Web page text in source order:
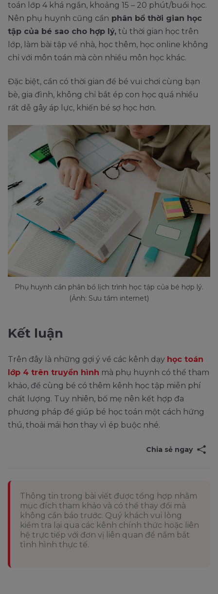
toán lớp 4 khá ngắn, khoảng 15 – 20 phút/buổi học.
Nên phụ huynh cũng cần phân bổ thời gian học
tập của bé sao cho hợp lý, tù thời gian học trên
lớp, làm bài tập về nhà, học thêm, học online không
chỉ với môn toán mà còn nhiều môn học khác.
Đặc biệt, cần có thời gian để bé vui chơi cùng bạn
bè, gia đình, không chỉ bắt ép con học quá nhiều
rất dễ gây áp lực, khiến bé sợ học hơn.
Phụ huynh cần phân bổ lịch trình học tập của bé hợp lý.
(Ảnh: Sưu tầm internet)
Kết luận
Trên đây là những gợi ý về các kênh dạy học toán
lớp 4 trên truyền hình mà phụ huynh có thể tham
khảo, để cùng bé có thêm kênh học tập miễn phí
chất lượng. Tuy nhiên, bố mẹ nên kết hợp đa
phương pháp để giúp bé học toán một cách hứng
thú, thoải mái hơn thay vì ép buộc nhé.
Chia sẻ ngay
Thông tin trong bài viết được tổng hợp nhằm
mục đích tham khảo và có thể thay đổi mà
không cần báo trước. Quý khách vui lòng
kiểm tra lại qua các kênh chính thức hoặc liên
hệ trực tiếp với đơn vị liên quan để nắm bắt
tình hình thực tế.